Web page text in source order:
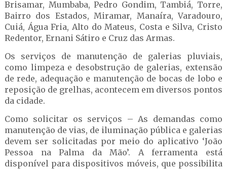
Brisamar, Mumbaba, Pedro Gondim, Tambiá, Torre,
Bairro dos Estados, Miramar, Manaíra, Varadouro,
Cuiá, Água Fria, Alto do Mateus, Costa e Silva, Cristo
Redentor, Ernani Sátiro e Cruz das Armas.
Os serviços de manutenção de galerias pluviais,
como limpeza e desobstrução de galerias, extensão
de rede, adequação e manutenção de bocas de lobo e
reposição de grelhas, acontecem em diversos pontos
da cidade.
Como solicitar os serviços – As demandas como
manutenção de vias, de iluminação pública e galerias
devem ser solicitadas por meio do aplicativo ‘João
Pessoa na Palma da Mão’. A ferramenta está
disponível para dispositivos móveis, que possibilita